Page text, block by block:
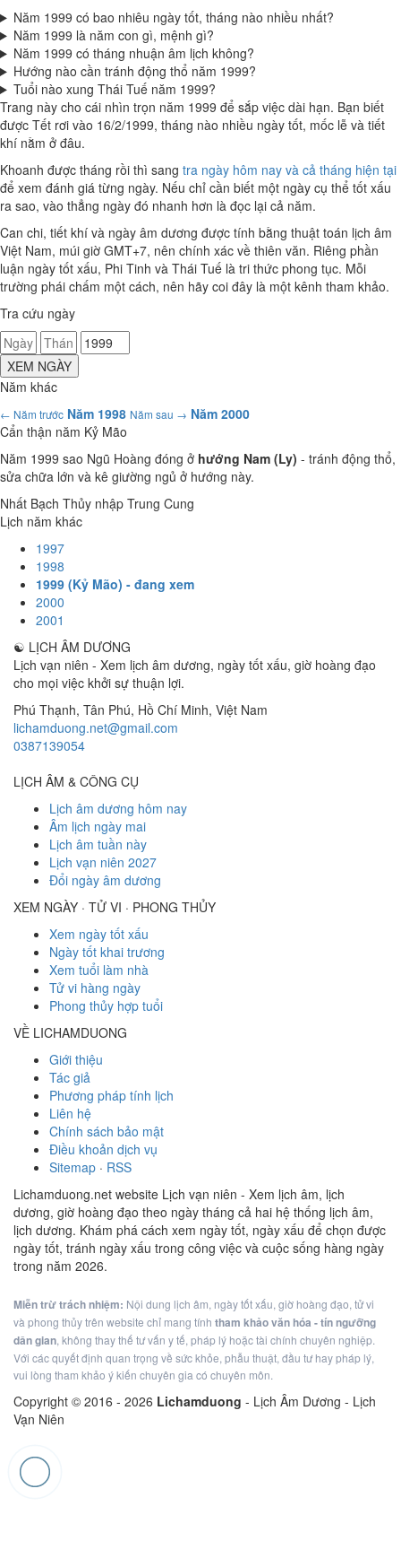
Năm 1999 có bao nhiêu ngày tốt, tháng nào nhiều nhất?
Năm 1999 là năm con gì, mệnh gì?
Năm 1999 có tháng nhuận âm lịch không?
Hướng nào cần tránh động thổ năm 1999?
Tuổi nào xung Thái Tuế năm 1999?
Trang này cho cái nhìn trọn năm 1999 để sắp việc dài hạn. Bạn biết
được Tết rơi vào 16/2/1999, tháng nào nhiều ngày tốt, mốc lễ và tiết
khí nằm ở đâu.
Khoanh được tháng rồi thì sang tra ngày hôm nay và cả tháng hiện tại
để xem đánh giá từng ngày. Nếu chỉ cần biết một ngày cụ thể tốt xấu
ra sao, vào thẳng ngày đó nhanh hơn là đọc lại cả năm.
Can chi, tiết khí và ngày âm dương được tính bằng thuật toán lịch âm
Việt Nam, múi giờ GMT+7, nên chính xác về thiên văn. Riêng phần
luận ngày tốt xấu, Phi Tinh và Thái Tuế là tri thức phong tục. Mỗi
trường phái chấm một cách, nên hãy coi đây là một kênh tham khảo.
Tra cứu ngày
XEM NGÀY
Năm khác
← Năm trước Năm 1998 Năm sau → Năm 2000
Cẩn thận năm Kỷ Mão
Năm 1999 sao Ngũ Hoàng đóng ở hướng Nam (Ly) - tránh động thổ,
sửa chữa lớn và kê giường ngủ ở hướng này.
Nhất Bạch Thủy nhập Trung Cung
Lịch năm khác
1997
1998
1999 (Kỷ Mão) - đang xem
2000
2001
☯ LỊCH ÂM DƯƠNG
Lịch vạn niên - Xem lịch âm dương, ngày tốt xấu, giờ hoàng đạo
cho mọi việc khởi sự thuận lợi.
Phú Thạnh, Tân Phú, Hồ Chí Minh, Việt Nam
lichamduong.net@gmail.com
0387139054
LỊCH ÂM & CÔNG CỤ
Lịch âm dương hôm nay
Âm lịch ngày mai
Lịch âm tuần này
Lịch vạn niên 2027
Đổi ngày âm dương
XEM NGÀY · TỬ VI · PHONG THỦY
Xem ngày tốt xấu
Ngày tốt khai trương
Xem tuổi làm nhà
Tử vi hàng ngày
Phong thủy hợp tuổi
VỀ LICHAMDUONG
Giới thiệu
Tác giả
Phương pháp tính lịch
Liên hệ
Chính sách bảo mật
Điều khoản dịch vụ
Sitemap · RSS
Lichamduong.net website Lịch vạn niên - Xem lịch âm, lịch
dương, giờ hoàng đạo theo ngày tháng cả hai hệ thống lịch âm,
lịch dương. Khám phá cách xem ngày tốt, ngày xấu để chọn được
ngày tốt, tránh ngày xấu trong công việc và cuộc sống hàng ngày
trong năm 2026.
Miễn trừ trách nhiệm: Nội dung lịch âm, ngày tốt xấu, giờ hoàng đạo, tử vi
và phong thủy trên website chỉ mang tính tham khảo văn hóa - tín ngưỡng
dân gian, không thay thế tư vấn y tế, pháp lý hoặc tài chính chuyên nghiệp.
Với các quyết định quan trọng về sức khỏe, phẫu thuật, đầu tư hay pháp lý,
vui lòng tham khảo ý kiến chuyên gia có chuyên môn.
Copyright © 2016 - 2026 Lichamduong - Lịch Âm Dương - Lịch
Vạn Niên